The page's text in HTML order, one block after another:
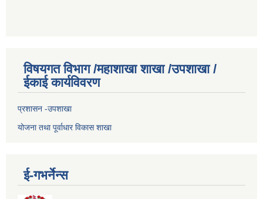
विषयगत विभाग /महाशाखा शाखा /उपशाखा /
ईकाई कार्यविवरण
प्रशासन -उपशाखा
योजना तथा पूर्वाधार विकास शाखा
ई-गभर्नेन्स